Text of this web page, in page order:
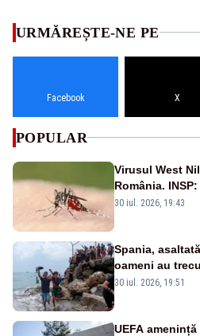
URMĂREȘTE-NE PE
Facebook X
POPULAR
Virusul West
România.
două decese în
30 iul. 2026, 19:43
Spania,
oameni au
zile
30 iul. 2026, 19:51
UEFA